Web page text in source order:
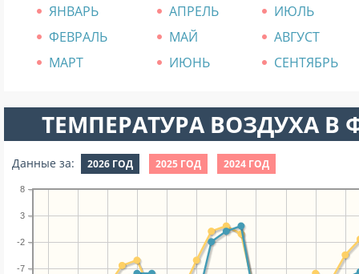
ЯНВАРЬ АПРЕЛЬ
ИЮЛЬ
ФЕВРАЛЬ
МАЙ
АВГУСТ
МАРТ
ИЮНЬ СЕНТЯБРЬ
ТЕМПЕРАТУРА ВОЗДУХА В
Данные за: 2026 ГОД 2025 ГОД 2024 ГОД
-7
-2
3
8